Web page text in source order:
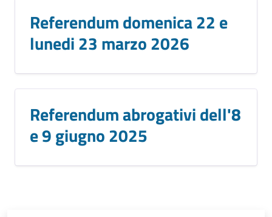
Referendum domenica 22 e
lunedi 23 marzo 2026
Referendum abrogativi dell'8
e 9 giugno 2025